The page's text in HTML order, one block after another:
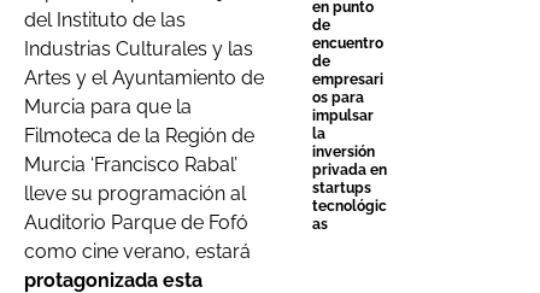
del Instituto de las
Industrias Culturales y las
Artes y el Ayuntamiento de
Murcia para que la
Filmoteca de la Región de
Murcia ‘Francisco Rabal’
lleve su programación al
Auditorio Parque de Fofó
como cine verano, estará
protagonizada esta
en punto
de
encuentro
de
empresari
os para
impulsar
la
inversión
privada en
startups
tecnológic
as